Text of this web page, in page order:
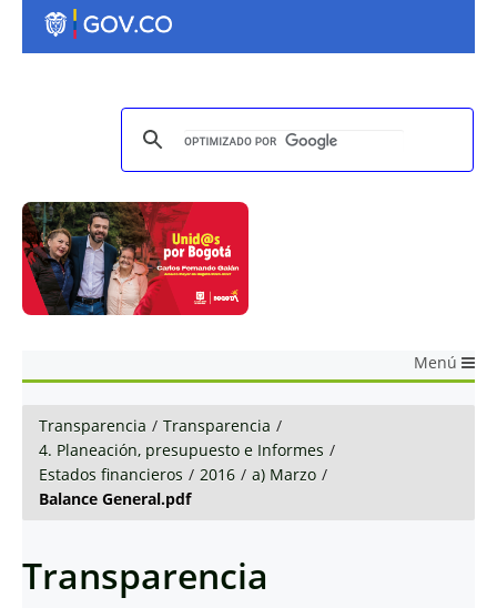
Menú
Transparencia / Transparencia /
4. Planeación, presupuesto e Informes /
Estados financieros / 2016 / a) Marzo /
Balance General.pdf
Transparencia